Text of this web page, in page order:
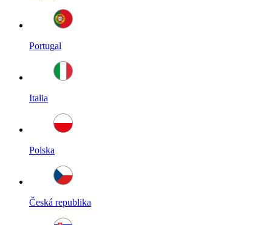
Portugal
Italia
Polska
Česká republika